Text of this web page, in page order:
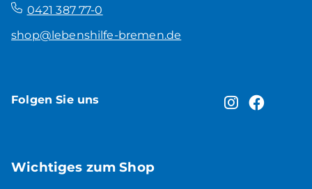
0421 387 77-0
shop@lebenshilfe-bremen.de
Folgen Sie uns
Wichtiges zum Shop